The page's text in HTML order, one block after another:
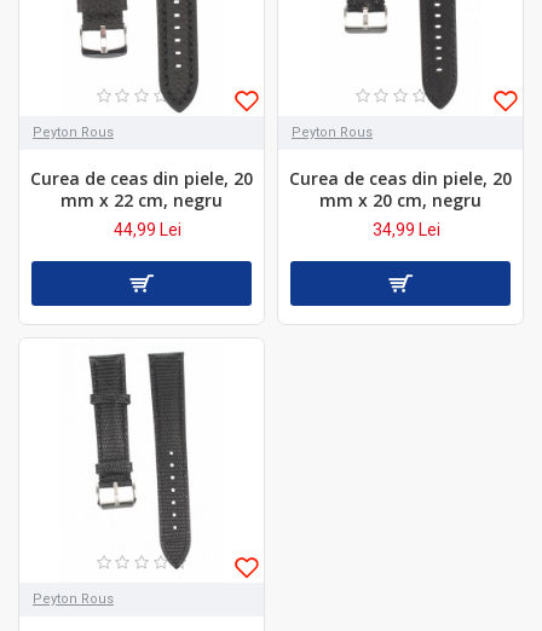
Peyton Rous
Curea de ceas din piele, 20
mm x 22 cm, negru
44,99 Lei
Peyton Rous
Curea de ceas din piele, 20
mm x 20 cm, negru
34,99 Lei
Peyton Rous